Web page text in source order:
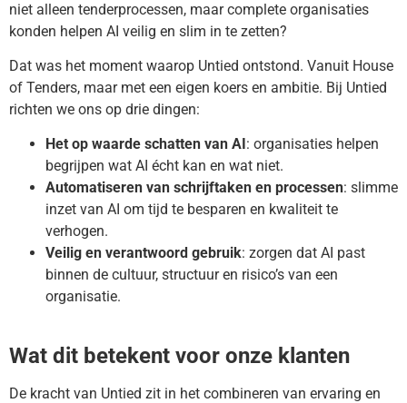
niet alleen tenderprocessen, maar complete organisaties
konden helpen AI veilig en slim in te zetten?
Dat was het moment waarop Untied ontstond. Vanuit House
of Tenders, maar met een eigen koers en ambitie. Bij Untied
richten we ons op drie dingen:
Het op waarde schatten van AI : organisaties helpen
begrijpen wat AI écht kan en wat niet.
Automatiseren van schrijftaken en processen: slimme
inzet van AI om tijd te besparen en kwaliteit te
verhogen.
Veilig en verantwoord gebruik: zorgen dat AI past
binnen de cultuur, structuur en risico’s van een
organisatie.
Wat dit betekent voor onze klanten
De kracht van Untied zit in het combineren van ervaring en